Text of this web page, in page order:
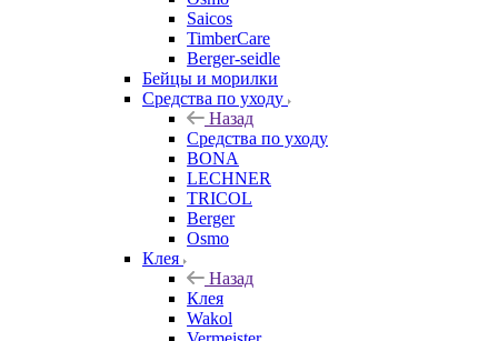
Saicos
TimberCare
Berger-seidle
Бейцы и морилки
Средства по уходу
Назад
Средства по уходу
BONA
LECHNER
TRICOL
Berger
Osmo
Клея
Назад
Клея
Wakol